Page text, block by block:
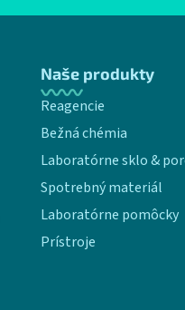
Naše produkty
Reagencie
Bežná chémia
Laboratórne sklo &
Spotrebný materiál
Laboratórne pomôcky
Prístroje